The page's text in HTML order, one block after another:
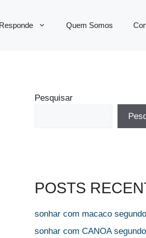
Quem Somos
Pesquisar
POSTS
sonhar com macaco
sonhar com CANOA